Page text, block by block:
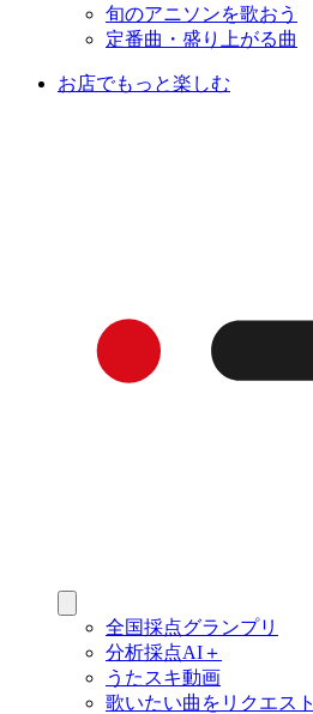
旬のアニソンを歌おう
定番曲・盛り上がる曲
お店でもっと楽しむ
全国採点グランプリ
分析採点AI＋
うたスキ動画
歌いたい曲をリクエスト